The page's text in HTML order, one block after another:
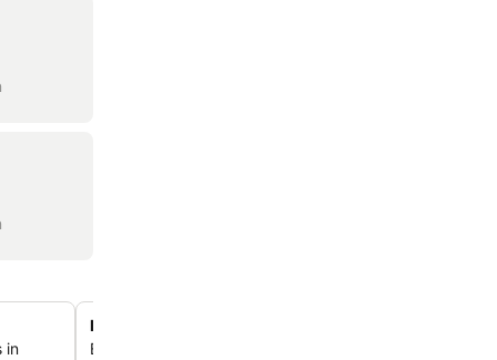
in
Panoramische Außenterrasse
Entspanne dich auf der geräumigen Dachterrasse mit